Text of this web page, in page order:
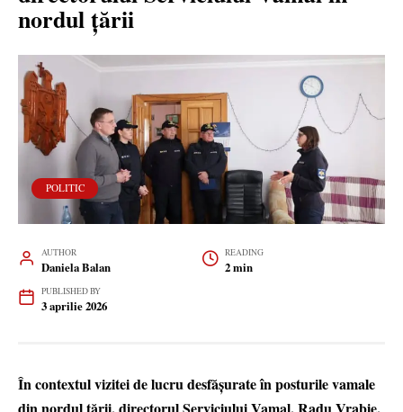
nordul țării
POLITIC
AUTHOR
Daniela Balan
READING
2 min
PUBLISHED BY
3 aprilie 2026
În contextul vizitei de lucru desfășurate în posturile vamale